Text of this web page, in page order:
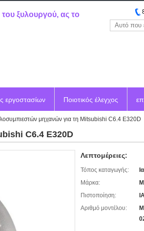
ξυλουργού, ας το
εργοστασίων Ποιοτικός έλεγχος
μηχανών για τη Mitsubishi C6.4 E320D
C6.4 E320D
Λεπτομέρειες:
Τόπος καταγωγής:
Μάρκα:
Πιστοποίηση:
Αριθμό μοντέλου: